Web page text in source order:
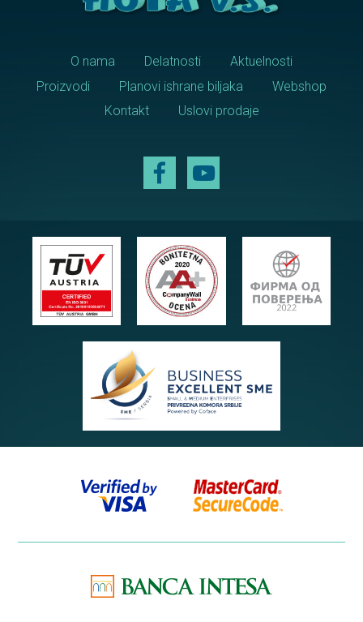
O nama Delatnosti
Aktuelnosti
Proizvodi
Planovi ishrane biljaka
Webshop
Kontakt
Uslovi prodaje